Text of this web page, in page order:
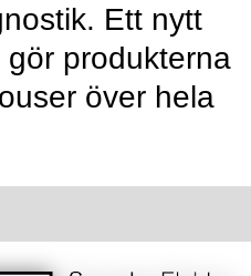
Ett nytt
produkterna
över hela